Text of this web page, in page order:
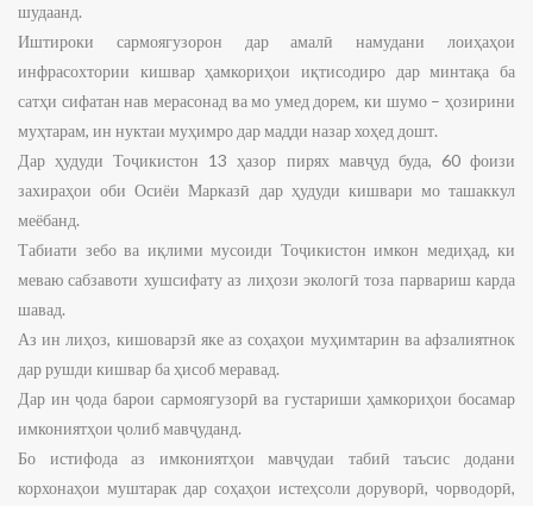
шудаанд.
Иштироки сармоягузорон дар амалӣ намудани лоиҳаҳои
инфрасохтории кишвар ҳамкориҳои иқтисодиро дар минтақа ба
сатҳи сифатан нав мерасонад ва мо умед дорем, ки шумо – ҳозирини
муҳтарам, ин нуктаи муҳимро дар мадди назар хоҳед дошт.
Дар ҳудуди Тоҷикистон 13 ҳазор пирях мавҷуд буда, 60 фоизи
захираҳои оби Осиёи Марказӣ дар ҳудуди кишвари мо ташаккул
меёбанд.
Табиати зебо ва иқлими мусоиди Тоҷикистон имкон медиҳад, ки
меваю сабзавоти хушсифату аз лиҳози экологӣ тоза парвариш карда
шавад.
Аз ин лиҳоз, кишоварзӣ яке аз соҳаҳои муҳимтарин ва афзалиятнок
дар рушди кишвар ба ҳисоб меравад.
Дар ин ҷода барои сармоягузорӣ ва густариши ҳамкориҳои босамар
имкониятҳои ҷолиб мавҷуданд.
Бо истифода аз имкониятҳои мавҷудаи табиӣ таъсис додани
корхонаҳои муштарак дар соҳаҳои истеҳсоли доруворӣ, чорводорӣ,